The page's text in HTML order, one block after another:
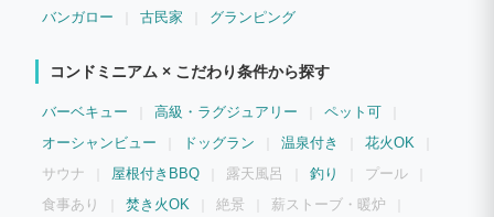
バンガロー
古民家 グランピング
コンドミニアム × こだわり条件から探す
バーベキュー 高級・ラグジュアリー
ペット可
オーシャンビュー
ドッグラン 温泉付き
花火OK
サウナ
屋根付きBBQ 露天風呂 釣り
プール
食事あり
焚き火OK 絶景
薪ストーブ・暖炉